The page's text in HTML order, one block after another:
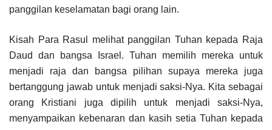
panggilan keselamatan bagi orang lain.
Kisah Para Rasul melihat panggilan Tuhan kepada Raja
Daud dan bangsa Israel. Tuhan memilih mereka untuk
menjadi raja dan bangsa pilihan supaya mereka juga
bertanggung jawab untuk menjadi saksi-Nya. Kita sebagai
orang Kristiani juga dipilih untuk menjadi saksi-Nya,
menyampaikan kebenaran dan kasih setia Tuhan kepada